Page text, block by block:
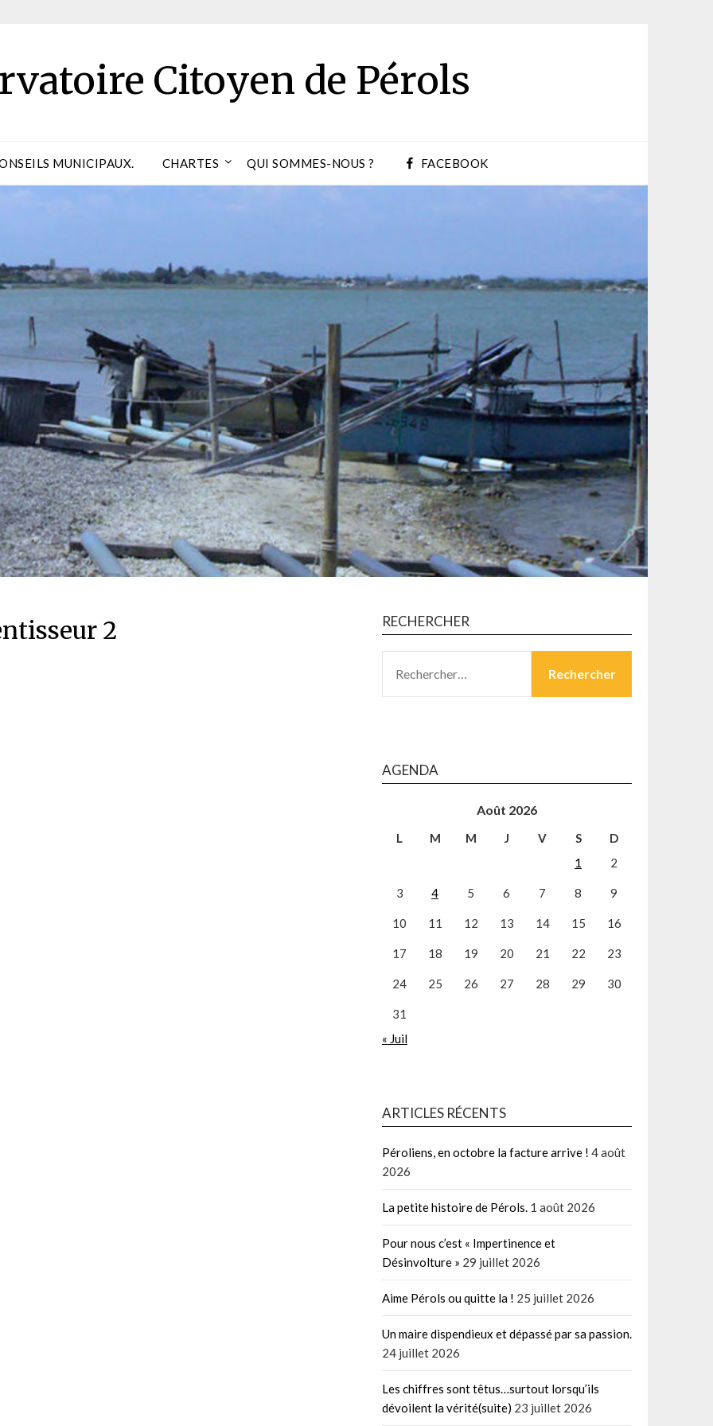
Citoyen de Pérols
MUNICIPAUX. CHARTES QUI SOMMES-NOUS ? FACEBOOK
2 RECHERCHER
AGENDA
Août 2026
L M M J V S
D
1
2
3 4 5 6 7 8 9
10 11 12 13 14 15 16
17 18 19 20 21 22 23
24 25 26 27 28 29 30
31
« Juil
ARTICLES RÉCENTS
Péroliens, en octobre la facture arrive ! 4 août
2026
La petite histoire de Pérols. 1 août 2026
Pour nous c’est « Impertinence et
Désinvolture » 29 juillet 2026
Aime Pérols ou quitte la ! 25 juillet 2026
Un maire dispendieux et dépassé par sa passion.
24 juillet 2026
Les chiffres sont têtus…surtout lorsqu’ils
dévoilent la vérité(suite) 23 juillet 2026